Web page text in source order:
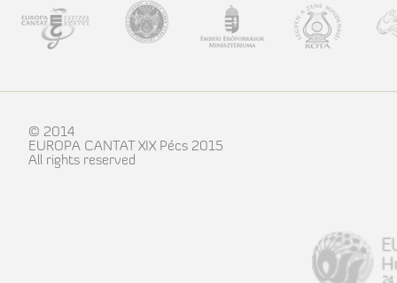
© 2014
EUROPA CANTAT XIX Pécs 2015
All rights reserved